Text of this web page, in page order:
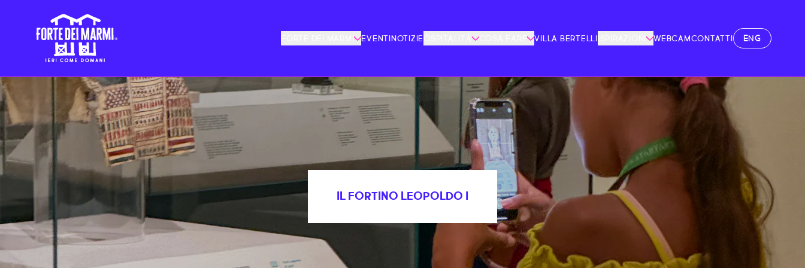
ENG
FORTE DEI MARMI EVENTI NOTIZIE COSA FARE VILLA BERTELLI ISPIRAZIONI WEBCAMCONTATTI
IL FORTINO LEOPOLDO I